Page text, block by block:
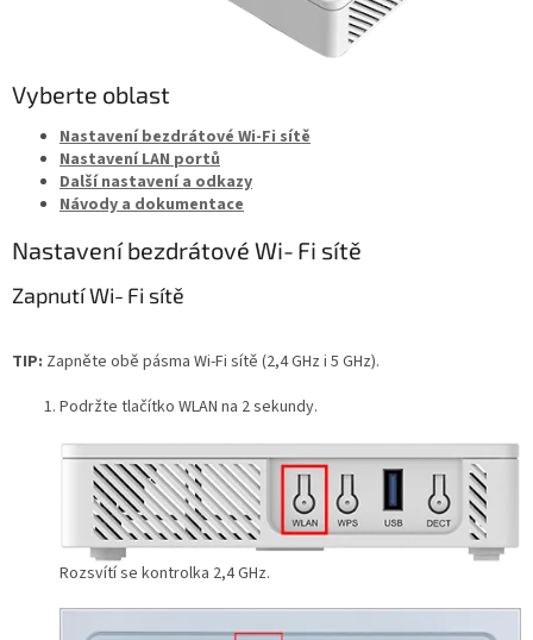
Vyberte oblast
Nastavení bezdrátové Wi‑Fi sítě
Nastavení LAN portů
Další nastavení a odkazy
Návody a dokumentace
Nastavení bezdrátové Wi‑Fi sítě
Zapnutí Wi‑Fi sítě
TIP: Zapněte obě pásma Wi‑Fi sítě (2,4 GHz i 5 GHz).
Podržte tlačítko WLAN na 2 sekundy.
Rozsvítí se kontrolka 2,4 GHz.